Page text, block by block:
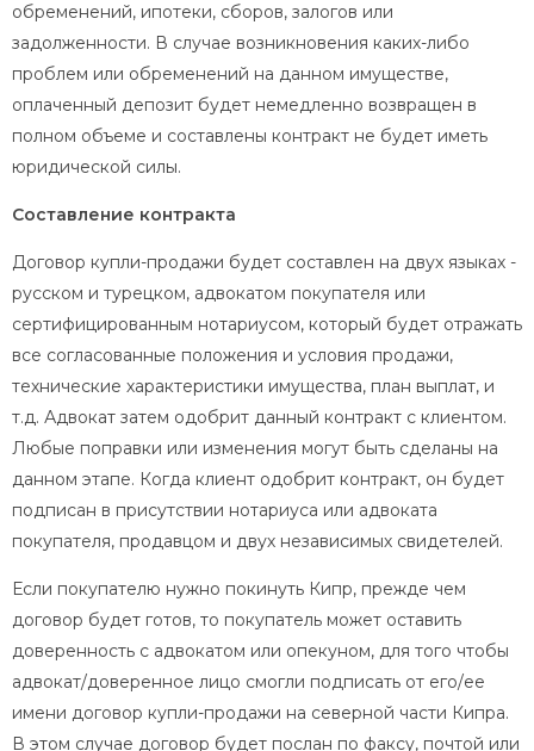
обременений, ипотеки, сборов, залогов или
задолженности. В случае возникновения каких-либо
проблем или обременений на данном имуществе,
оплаченный депозит будет немедленно возвращен в
полном объеме и составлены контракт не будет иметь
юридической силы.
Составление контракта
Договор купли-продажи будет составлен на двух языках -
русском и турецком, адвокатом покупателя или
сертифицированным нотариусом, который будет отражать
все согласованные положения и условия продажи,
технические характеристики имущества, план выплат, и
т.д. Адвокат затем одобрит данный контракт с клиентом.
Любые поправки или изменения могут быть сделаны на
данном этапе. Когда клиент одобрит контракт, он будет
подписан в присутствии нотариуса или адвоката
покупателя, продавцом и двух независимых свидетелей.
Если покупателю нужно покинуть Кипр, прежде чем
договор будет готов, то покупатель может оставить
доверенность с адвокатом или опекуном, для того чтобы
адвокат/доверенное лицо смогли подписать от его/ее
имени договор купли-продажи на северной части Кипра.
В этом случае договор будет послан по факсу, почтой или